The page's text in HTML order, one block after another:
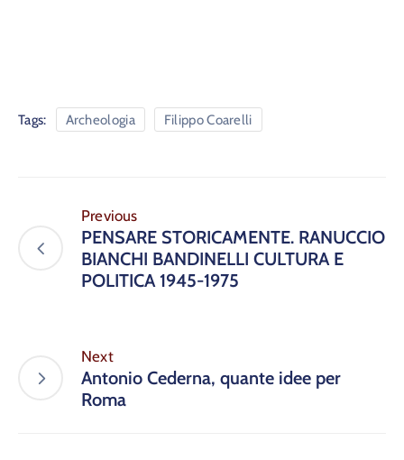
Tags: Archeologia Filippo Coarelli
Previous
PENSARE STORICAMENTE. RANUCCIO
BIANCHI BANDINELLI CULTURA E
POLITICA 1945-1975
Next
Antonio Cederna, quante idee per
Roma